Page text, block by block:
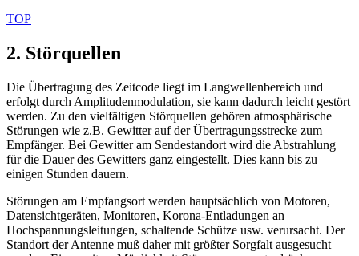
TOP
2. Störquellen
Die Übertragung des Zeitcode liegt im Langwellenbereich und
erfolgt durch Amplitudenmodulation, sie kann dadurch leicht gestört
werden. Zu den vielfältigen Störquellen gehören atmosphärische
Störungen wie z.B. Gewitter auf der Übertragungsstrecke zum
Empfänger. Bei Gewitter am Sendestandort wird die Abstrahlung
für die Dauer des Gewitters ganz eingestellt. Dies kann bis zu
einigen Stunden dauern.
Störungen am Empfangsort werden hauptsächlich von Motoren,
Datensichtgeräten, Monitoren, Korona-Entladungen an
Hochspannungsleitungen, schaltende Schütze usw. verursacht. Der
Standort der Antenne muß daher mit größter Sorgfalt ausgesucht